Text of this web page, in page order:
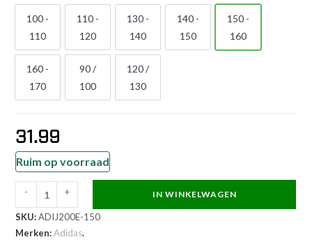
100 -
110100 - 110
110 -
120110 - 120
130 -
140130 - 140
140 -
150140 - 150
150 -
160150 - 160
160 -
170160 - 170
90 /
10090/100
120 /
130120/130
31.99
Ruim op voorraad
Judopak
-
- + IN WINKELWAGEN
SKU:ADIJ200E-150
Merken:Adidas.